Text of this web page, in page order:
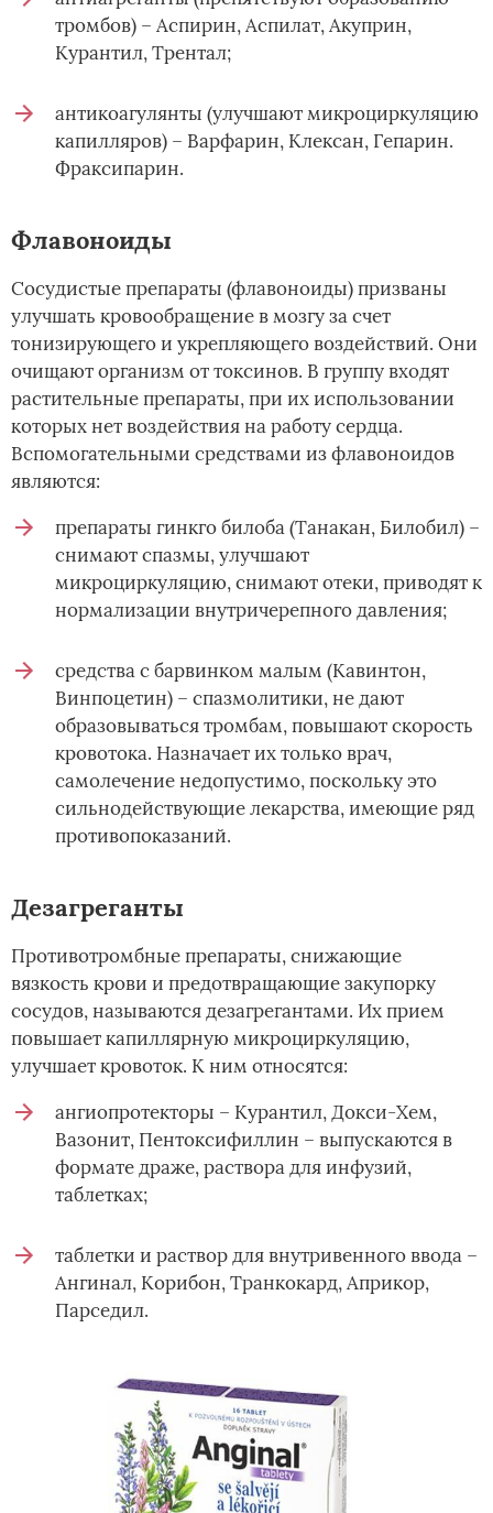
тромбов) – Аспирин, Аспилат, Акуприн,
Курантил, Трентал;
антикоагулянты (улучшают микроциркуляцию
капилляров) – Варфарин, Клексан, Гепарин.
Фраксипарин.
Флавоноиды
Сосудистые препараты (флавоноиды) призваны
улучшать кровообращение в мозгу за счет
тонизирующего и укрепляющего воздействий. Они
очищают организм от токсинов. В группу входят
растительные препараты, при их использовании
которых нет воздействия на работу сердца.
Вспомогательными средствами из флавоноидов
являются:
препараты гинкго билоба (Танакан, Билобил) –
снимают спазмы, улучшают
микроциркуляцию, снимают отеки, приводят к
нормализации внутричерепного давления;
средства с барвинком малым (Кавинтон,
Винпоцетин) – спазмолитики, не дают
образовываться тромбам, повышают скорость
кровотока. Назначает их только врач,
самолечение недопустимо, поскольку это
сильнодействующие лекарства, имеющие ряд
противопоказаний.
Дезагреганты
Противотромбные препараты, снижающие
вязкость крови и предотвращающие закупорку
сосудов, называются дезагрегантами. Их прием
повышает капиллярную микроциркуляцию,
улучшает кровоток. К ним относятся:
ангиопротекторы – Курантил, Докси-Хем,
Вазонит, Пентоксифиллин – выпускаются в
формате драже, раствора для инфузий,
таблетках;
таблетки и раствор для внутривенного ввода –
Ангинал, Корибон, Транкокард, Априкор,
Парседил.